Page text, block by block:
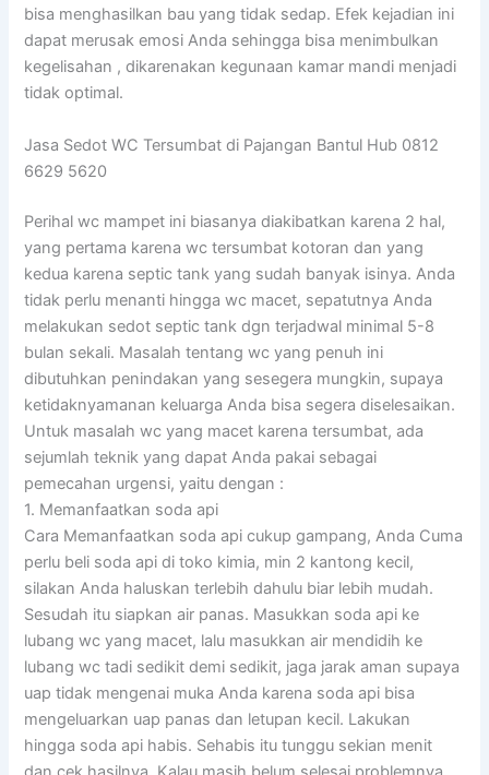
bisa menghasilkan bau yang tidak sedap. Efek kejadian ini
dapat merusak emosi Anda sehingga bisa menimbulkan
kegelisahan , dikarenakan kegunaan kamar mandi menjadi
tidak optimal.
Jasa Sedot WC Tersumbat di Pajangan Bantul Hub 0812
6629 5620
Perihal wc mampet ini biasanya diakibatkan karena 2 hal,
yang pertama karena wc tersumbat kotoran dan yang
kedua karena septic tank yang sudah banyak isinya. Anda
tidak perlu menanti hingga wc macet, sepatutnya Anda
melakukan sedot septic tank dgn terjadwal minimal 5-8
bulan sekali. Masalah tentang wc yang penuh ini
dibutuhkan penindakan yang sesegera mungkin, supaya
ketidaknyamanan keluarga Anda bisa segera diselesaikan.
Untuk masalah wc yang macet karena tersumbat, ada
sejumlah teknik yang dapat Anda pakai sebagai
pemecahan urgensi, yaitu dengan :
1. Memanfaatkan soda api
Cara Memanfaatkan soda api cukup gampang, Anda Cuma
perlu beli soda api di toko kimia, min 2 kantong kecil,
silakan Anda haluskan terlebih dahulu biar lebih mudah.
Sesudah itu siapkan air panas. Masukkan soda api ke
lubang wc yang macet, lalu masukkan air mendidih ke
lubang wc tadi sedikit demi sedikit, jaga jarak aman supaya
uap tidak mengenai muka Anda karena soda api bisa
mengeluarkan uap panas dan letupan kecil. Lakukan
hingga soda api habis. Sehabis itu tunggu sekian menit